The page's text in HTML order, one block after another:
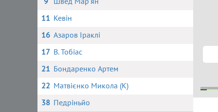
11 Кевін
16 Азаров Іраклі
17 В. Тобіас
21 Бондаренко Артем
22 Матвієнко Микола (К)
38 Педріньйо